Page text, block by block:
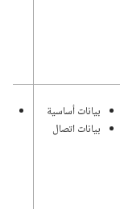
بيانات أساسية
بيانات اتصال